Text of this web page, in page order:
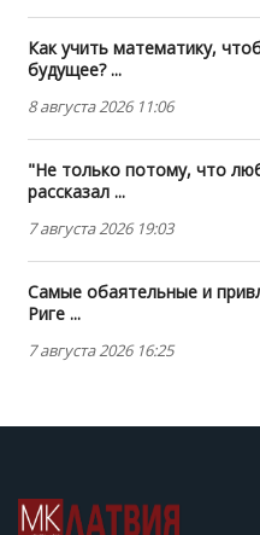
Как учить математику,
будущее? ...
8 августа 2026 11:06
"Не только потому, что
рассказал ...
7 августа 2026 19:03
Самые обаятельные и
Риге ...
7 августа 2026 16:25